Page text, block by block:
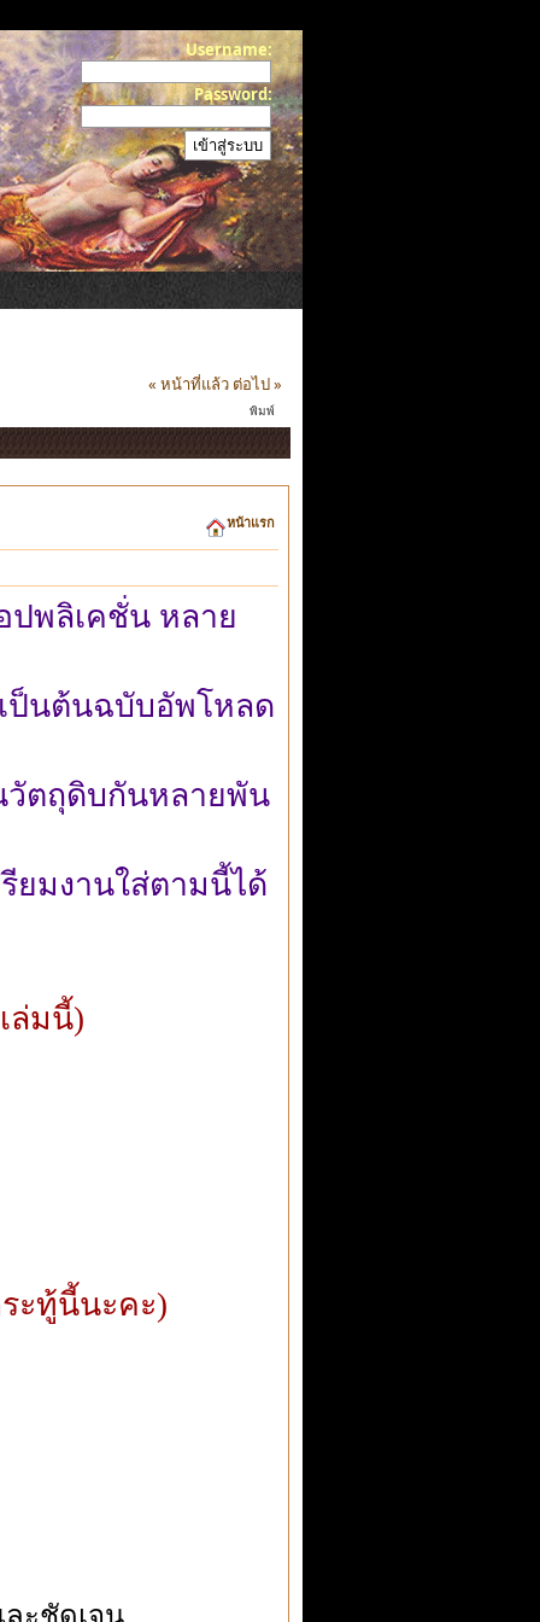
Username:
Password:
« หน้าที่แล้ว ต่อไป »
พิมพ์
หน้าแรก
ปพลิเคชั่น หลาย
ป็นต้นฉบับอัพโหลด
วัตถุดิบกันหลายพัน
ยมงานใส่ตามนี้ได้
ล่มนี้)
ะทู้นี้นะคะ)